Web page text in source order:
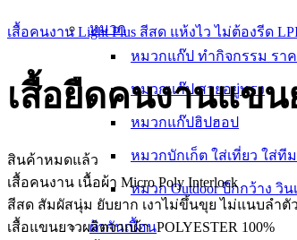
หมวก
หมวกแก๊ป ทำกิจกรรม รา
หมวกแก๊ป สวยอยู่ทรง
หมวกแก๊ปฮิปฮอป
หมวกบักเก็ต ใส่เที่ยว ใส่ทีม
หมวก Outdoor ปีกกว้าง วิน
ผ้ากันเปื้อน
เสื้อคนงาน Light Plus สีสด แห้งไว ไม่ต้องรีด
เสื้อยืดคนงานแขน
สินค้าหมดแล้ว
เสื้อคนงาน เนื้อผ้า Micro Poly Interlock
สีสด สัมผัสนุ่ม ยับยาก เงาไม่ขึ้นขุย ไม่แนบลำตัว
เสื้อแขนยาวผลิตจากผ้า POLYESTER 100%